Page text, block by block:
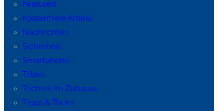
Featured
Kostenfreie Artikel
Nachrichten
Sicherheit
Smartphone
Tablet
Technik im Zuhause
Tipps & Tricks